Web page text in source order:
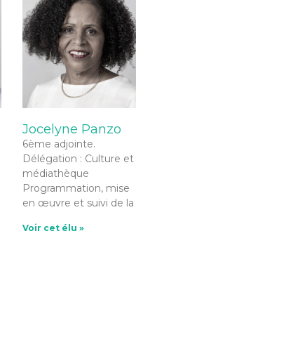
Jocelyne Panzo
6ème adjointe.
Délégation : Culture et
médiathèque
Programmation, mise
en œuvre et suivi de la
Voir cet élu »